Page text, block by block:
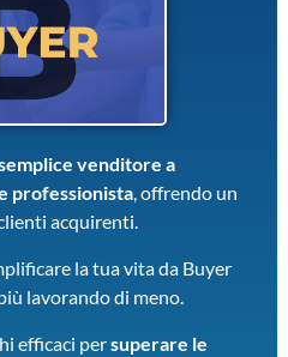
venditore a
professionista, offrendo un
acquirenti.
la tua vita da Buyer
lavorando di meno.
efficaci persuperare le